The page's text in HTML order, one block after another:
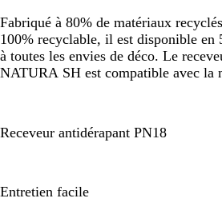
Fabriqué à 80% de matériaux
100% recyclable, il est disponible en
à toutes les envies de déco. Le
NATURA SH est compatible avec la
Receveur antidérapant PN18
Entretien facile